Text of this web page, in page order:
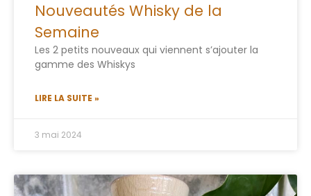
Nouveautés Whisky de la
Semaine
Les 2 petits nouveaux qui viennent s’ajouter la
gamme des Whiskys
LIRE LA SUITE »
3 mai 2024